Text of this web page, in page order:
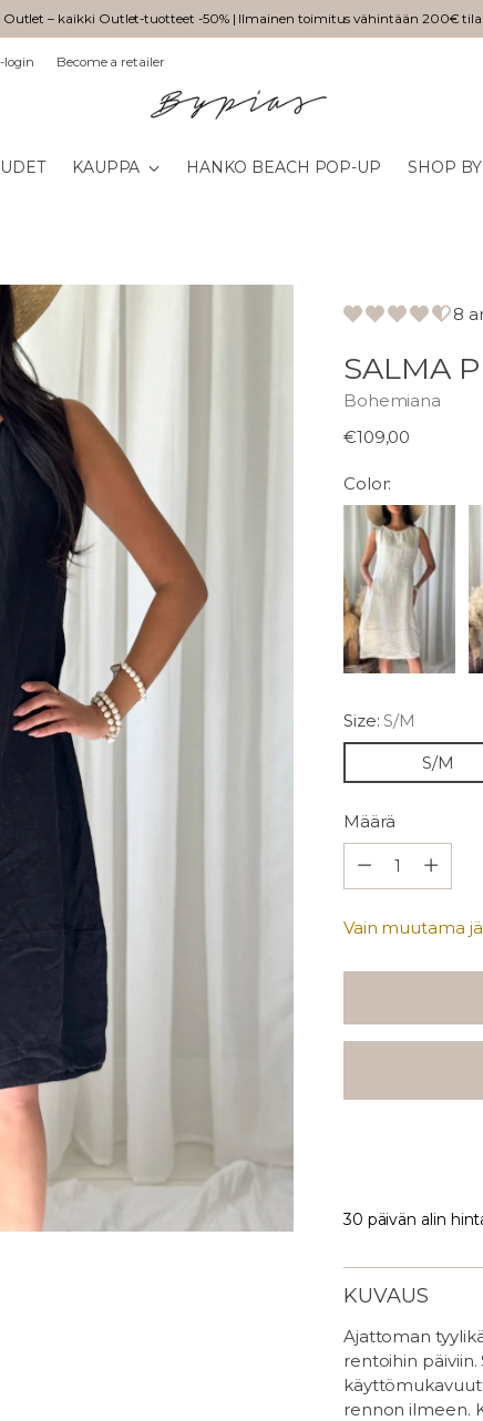
Outlet – kaikki Outlet-tuotteet -50% | Ilmainen toimitus vähintään 200€
login Become a retailer
KAUPPA HANKO BEACH POP-UP SHOP
8
SALMA
Bohemiana
Normaali
€109,00
Color:
Size:S/M
S/M
Määrä
Vain muutama
30 päivän alin
KUVAUS
Ajattoman
rentoihin
rennon ilmeen.